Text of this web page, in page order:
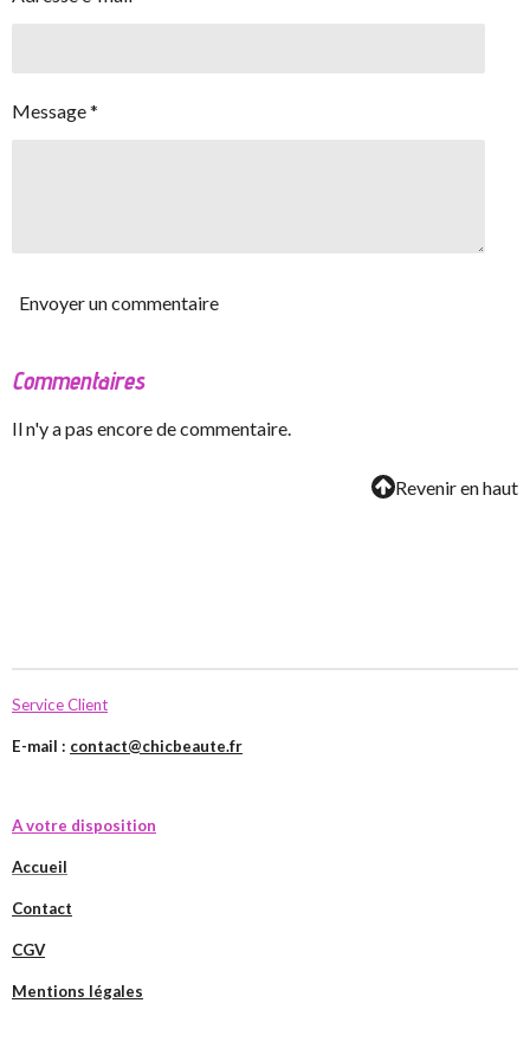
Message *
Envoyer un commentaire
Commentaires
Il n'y a pas encore de commentaire.
Revenir en haut
Service Client
E-mail : contact@chicbeaute.fr
A votre disposition
Accueil
Contact
CGV
Mentions légales